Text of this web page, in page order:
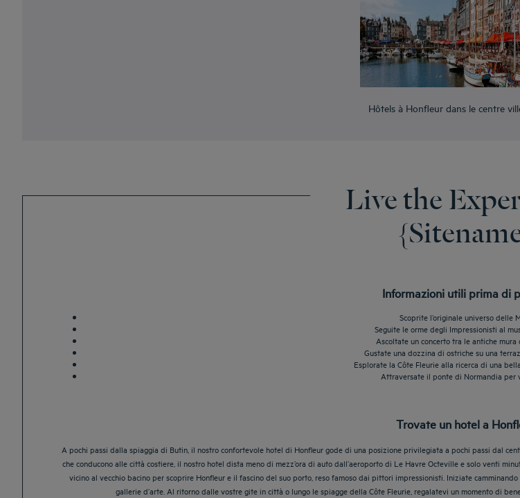
Hôtels à Honfleur dans le centre
Live the
Informazioni utili prima di
Scoprite l’originale universo delle
Seguite le orme degli Impressionisti al
Ascoltate un concerto tra le antiche
Gustate una dozzina di ostriche su una
Esplorate la Côte Fleurie alla ricerca di una
Attraversate il ponte di Normandia per
Trovate un hotel a
A pochi passi dalla spiaggia di Butin, il nostro confortevole hotel di Honfleur gode di una posizione privilegiata a pochi passi dal
che conducono alle città costiere, il nostro hotel dista meno di mezz’ora di auto dall’aeroporto di Le Havre Octeville e solo venti
vicino al vecchio bacino per scoprire Honfleur e il fascino del suo porto, reso famoso dai pittori impressionisti. Iniziate
gallerie d’arte. Al ritorno dalle vostre gite in città o lungo le spiagge della Côte Fleurie, regalatevi un momento di